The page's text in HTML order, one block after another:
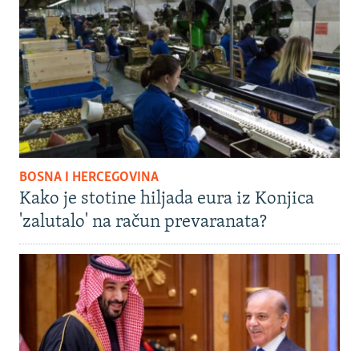
BOSNA I HERCEGOVINA
Kako je stotine hiljada eura iz Konjica
'zalutalo' na račun prevaranata?